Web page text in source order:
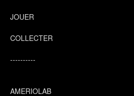
JOUER
COLLECTER
----------
AMERIOLAB